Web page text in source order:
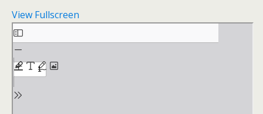
View Fullscreen